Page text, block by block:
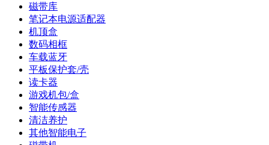
磁带库
笔记本电源适配器
机顶盒
数码相框
车载蓝牙
平板保护套/壳
读卡器
游戏机包/盒
智能传感器
清洁养护
其他智能电子